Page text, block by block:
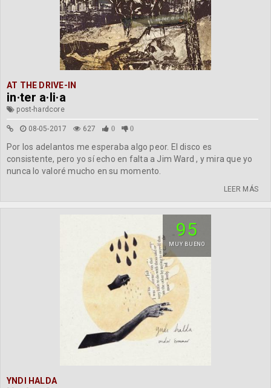
AT THE DRIVE-IN
in·ter a·li·a
post-hardcore
08-05-2017 627 0 0
Por los adelantos me esperaba algo peor. El disco es
consistente, pero yo sí echo en falta a Jim Ward , y mira que yo
nunca lo valoré mucho en su momento.
LEER MÁS
95
MUY BUENO
YNDI HALDA